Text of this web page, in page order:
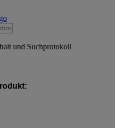
und Suchprotokoll